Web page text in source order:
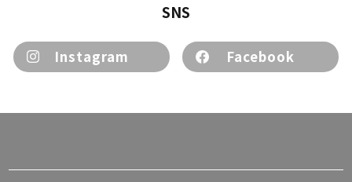
SNS
Instagram Facebook